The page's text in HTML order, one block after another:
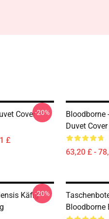
Cover
£
-20%
Bloodborne
Duvet Cover
63,20 £ -
Käfig-20%
Bloodborne